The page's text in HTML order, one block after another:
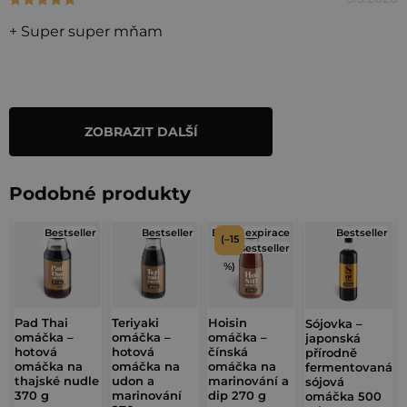
e
+ Super super mňam
v
á
r
v
k
y
ZOBRAZIT DALŠÍ
Podobné produkty
Bestseller
Pad Thai
omáčka –
hotová
omáčka na
thajské nudle
370 g
Bestseller
Teriyaki
omáčka –
hotová
omáčka na
udon a
marinování
Blízká expirace
Bestseller
Hoisin
omáčka –
čínská
omáčka na
marinování a
dip 270 g
(–15
%)
Bestseller
Sójovka –
japonská
přírodně
fermentovaná
sójová
omáčka 500